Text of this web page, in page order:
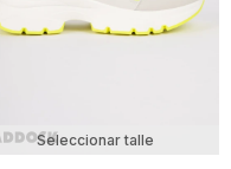
Seleccionar talle